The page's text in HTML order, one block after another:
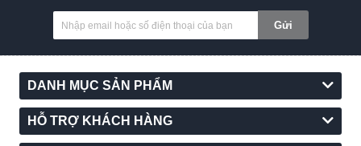
Gửi
DANH MỤC SẢN PHẨM
HỖ TRỢ KHÁCH HÀNG